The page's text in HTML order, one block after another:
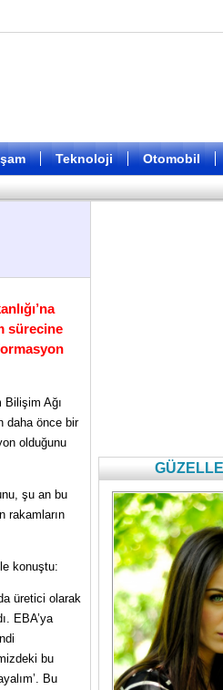
Teknoloji Otomobil
sürecine
Bilişim Ağı
daha önce bir
olduğunu
şu an bu
rakamların
konuştu:
üretici olarak
EBA’ya
bu
Bu